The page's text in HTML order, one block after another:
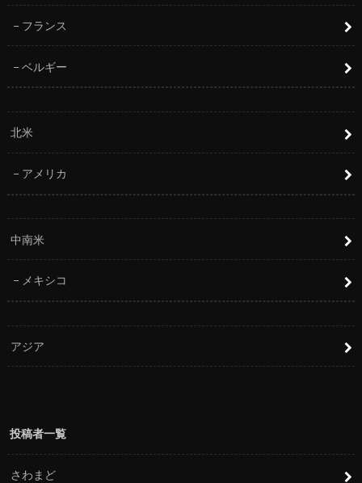
フランス
ベルギー
北米
アメリカ
中南米
メキシコ
アジア
投稿者一覧
さわまど